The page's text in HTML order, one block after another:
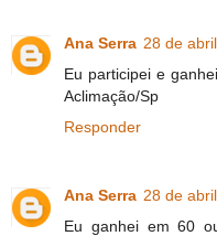
Ana Serra 28 de
Eu participei e
Aclimação/Sp
Responder
Ana Serra 28 de
Eu ganhei em 60